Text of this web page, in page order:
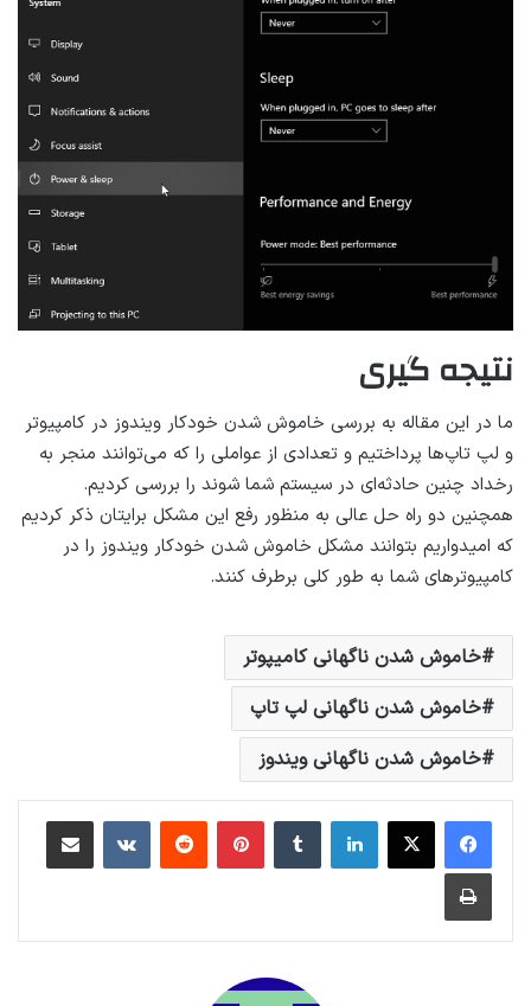
نتیجه گیری
ما در این مقاله به بررسی خاموش شدن خودکار ویندوز در کامپیوتر
و لپ تاپ‌ها پرداختیم و تعدادی از عواملی را که می‌توانند منجر به
رخداد چنین حادثه‌ای در سیستم شما شوند را بررسی کردیم.
همچنین دو راه حل عالی به منظور رفع این مشکل برایتان ذکر کردیم
که امیدواریم بتوانند مشکل خاموش شدن خودکار ویندوز را در
کامپیوترهای شما به طور کلی برطرف کنند.
خاموش شدن ناگهانی کامیپوتر
خاموش شدن ناگهانی لپ تاپ
خاموش شدن ناگهانی ویندوز
لینکداینتامبلر پینتریستReddit
VKontakteاشتراک گذاری با ایمیل
چاپ